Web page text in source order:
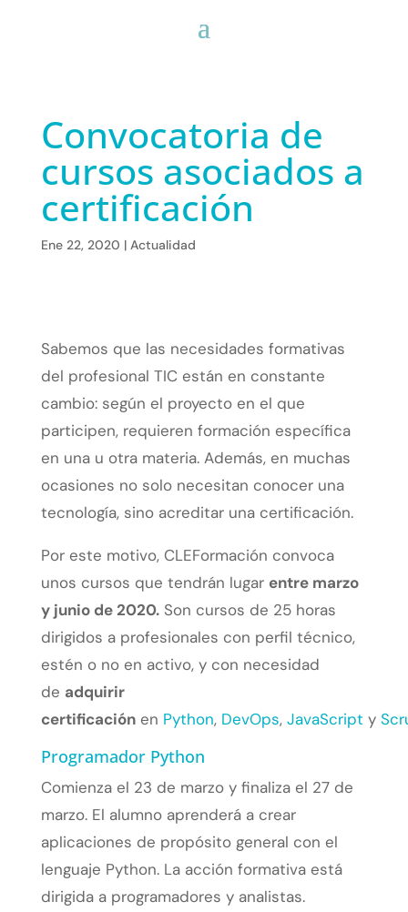
Convocatoria de
cursos asociados a
certificación
Ene 22, 2020 | Actualidad
Sabemos que las necesidades formativas
del profesional TIC están en constante
cambio: según el proyecto en el que
participen, requieren formación específica
en una u otra materia. Además, en muchas
ocasiones no solo necesitan conocer una
tecnología, sino acreditar una certificación.
Por este motivo, CLEFormación convoca
unos cursos que tendrán lugar entre marzo
y junio de 2020.Son cursos de 25 horas
dirigidos a profesionales con perfil técnico,
estén o no en activo, y con necesidad
de adquirir
certificaciónen Python, DevOps, JavaScript y
Programador Python
Comienza el 23 de marzo y finaliza el 27 de
marzo. El alumno aprenderá a crear
aplicaciones de propósito general con el
lenguaje Python. La acción formativa está
dirigida a programadores y analistas.